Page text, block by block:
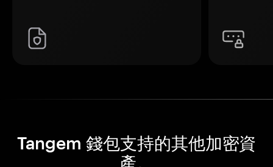
Tangem 錢包支持的其他加密資
產。